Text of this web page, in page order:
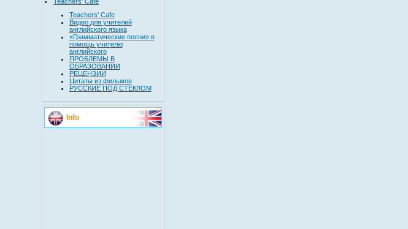
Teachers' Cafe
Видео для учителей
английского языка
«Грамматические песни» в
помощь учителю
английского
ПРОБЛЕМЫ В
ОБРАЗОВАНИИ
РЕЦЕНЗИИ
Цитаты из фильмов
РУССКИЕ ПОД СТЕКЛОМ
Info